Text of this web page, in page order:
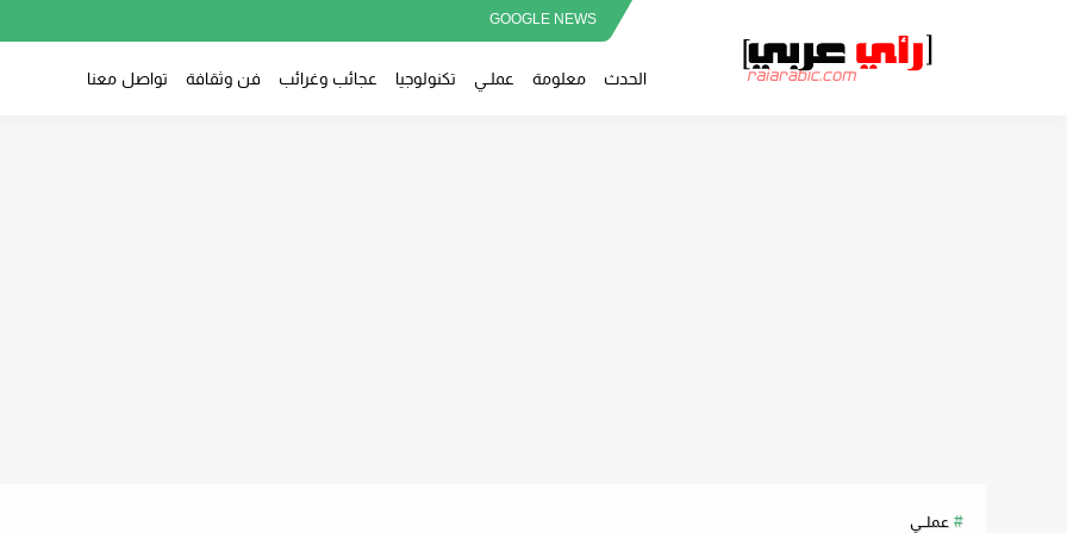
GOOGLE NEWS
الحدث معلومة عملــي تكنولوجيا عجائب وغرائب فن وثقافة تواصل معنا
عملــي